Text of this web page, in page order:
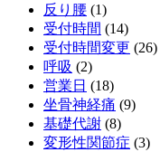
反り腰 (1)
受付時間 (14)
受付時間変更 (26)
呼吸 (2)
営業日 (18)
坐骨神経痛 (9)
基礎代謝 (8)
変形性関節症 (3)